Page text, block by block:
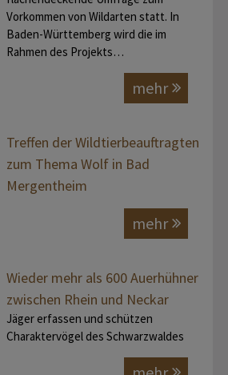
Vorkommen von Wildarten statt. In
Baden-Württemberg wird die im
Rahmen des Projekts…
mehr
Treffen der Wildtierbeauftragten
zum Thema Wolf in Bad
Mergentheim
mehr
Wieder mehr als 600 Auerhühner
zwischen Rhein und Neckar
Jäger erfassen und schützen
Charaktervögel des Schwarzwaldes